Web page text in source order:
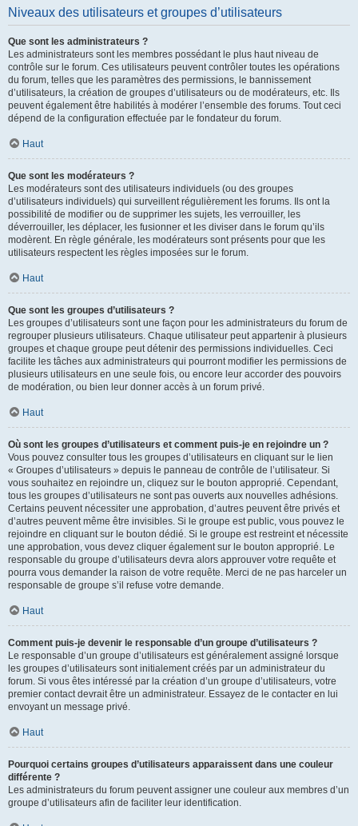
Niveaux des utilisateurs et groupes d’utilisateurs
Que sont les administrateurs ?
Les administrateurs sont les membres possédant le plus haut niveau de
contrôle sur le forum. Ces utilisateurs peuvent contrôler toutes les opérations
du forum, telles que les paramètres des permissions, le bannissement
d’utilisateurs, la création de groupes d’utilisateurs ou de modérateurs, etc. Ils
peuvent également être habilités à modérer l’ensemble des forums. Tout ceci
dépend de la configuration effectuée par le fondateur du forum.
Haut
Que sont les modérateurs ?
Les modérateurs sont des utilisateurs individuels (ou des groupes
d’utilisateurs individuels) qui surveillent régulièrement les forums. Ils ont la
possibilité de modifier ou de supprimer les sujets, les verrouiller, les
déverrouiller, les déplacer, les fusionner et les diviser dans le forum qu’ils
modèrent. En règle générale, les modérateurs sont présents pour que les
utilisateurs respectent les règles imposées sur le forum.
Haut
Que sont les groupes d’utilisateurs ?
Les groupes d’utilisateurs sont une façon pour les administrateurs du forum de
regrouper plusieurs utilisateurs. Chaque utilisateur peut appartenir à plusieurs
groupes et chaque groupe peut détenir des permissions individuelles. Ceci
facilite les tâches aux administrateurs qui pourront modifier les permissions de
plusieurs utilisateurs en une seule fois, ou encore leur accorder des pouvoirs
de modération, ou bien leur donner accès à un forum privé.
Haut
Où sont les groupes d’utilisateurs et comment puis-je en rejoindre un ?
Vous pouvez consulter tous les groupes d’utilisateurs en cliquant sur le lien
« Groupes d’utilisateurs » depuis le panneau de contrôle de l’utilisateur. Si
vous souhaitez en rejoindre un, cliquez sur le bouton approprié. Cependant,
tous les groupes d’utilisateurs ne sont pas ouverts aux nouvelles adhésions.
Certains peuvent nécessiter une approbation, d’autres peuvent être privés et
d’autres peuvent même être invisibles. Si le groupe est public, vous pouvez le
rejoindre en cliquant sur le bouton dédié. Si le groupe est restreint et nécessite
une approbation, vous devez cliquer également sur le bouton approprié. Le
responsable du groupe d’utilisateurs devra alors approuver votre requête et
pourra vous demander la raison de votre requête. Merci de ne pas harceler un
responsable de groupe s’il refuse votre demande.
Haut
Comment puis-je devenir le responsable d’un groupe d’utilisateurs ?
Le responsable d’un groupe d’utilisateurs est généralement assigné lorsque
les groupes d’utilisateurs sont initialement créés par un administrateur du
forum. Si vous êtes intéressé par la création d’un groupe d’utilisateurs, votre
premier contact devrait être un administrateur. Essayez de le contacter en lui
envoyant un message privé.
Haut
Pourquoi certains groupes d’utilisateurs apparaissent dans une couleur
différente ?
Les administrateurs du forum peuvent assigner une couleur aux membres d’un
groupe d’utilisateurs afin de faciliter leur identification.